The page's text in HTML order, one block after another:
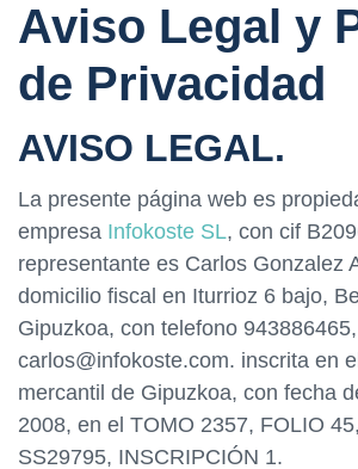
Aviso Legal y
de Privacidad
AVISO LEGAL.
La presente página web es
empresa Infokoste SL, con cif
representante es Carlos Gonzalez
domicilio fiscal en Iturrioz 6 bajo,
Gipuzkoa, con telefono 943886465,
carlos@infokoste.com. inscrita en
mercantil de Gipuzkoa, con fecha
2008, en el TOMO 2357, FOLIO
SS29795, INSCRIPCIÓN 1.